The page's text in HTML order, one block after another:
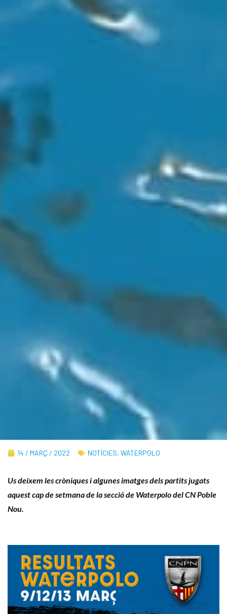
14 / MARÇ / 2022 NOTÍCIES, WATERPOLO
Us deixem les cròniques i algunes imatges dels partits jugats
aquest cap de setmana de la secció de Waterpolo del CN Poble
Nou.